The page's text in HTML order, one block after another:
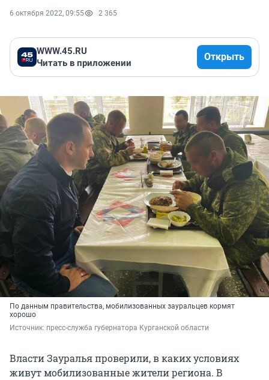
6 октября 2022, 09:55 2 365
WWW.45.RU
Читать в приложении
Открыть
По данным правительства, мобилизованных зауральцев кормят
хорошо
Источник: пресс-служба губернатора Курганской области
Власти Зауралья проверили, в каких условиях
живут мобилизованные жители региона. В